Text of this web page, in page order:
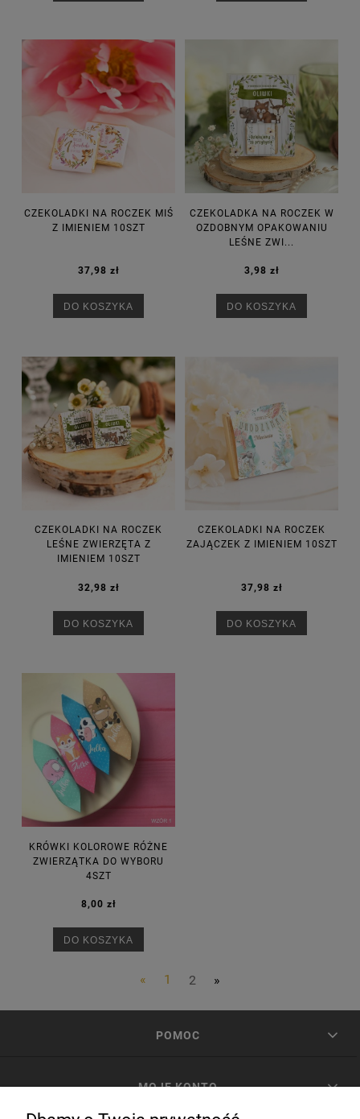
CZEKOLADKI NA ROCZEK MIŚ
Z IMIENIEM 10SZT
37,98 zł
DO KOSZYKA
CZEKOLADKA NA ROCZEK W
OZDOBNYM OPAKOWANIU
LEŚNE ZWI...
3,98 zł
DO KOSZYKA
CZEKOLADKI NA ROCZEK
LEŚNE ZWIERZĘTA Z
IMIENIEM 10SZT
32,98 zł
DO KOSZYKA
CZEKOLADKI NA ROCZEK
ZAJĄCZEK Z IMIENIEM 10SZT
37,98 zł
DO KOSZYKA
KRÓWKI KOLOROWE RÓŻNE
ZWIERZĄTKA DO WYBORU
4SZT
8,00 zł
DO KOSZYKA
« 1 2 »
POMOC
MOJE KONTO